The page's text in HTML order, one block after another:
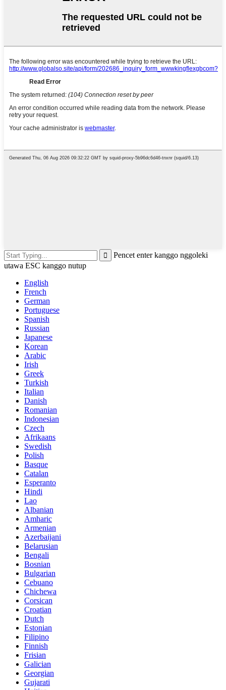
Pencet enter kanggo nggoleki
utawa ESC kanggo nutup
English
French
German
Portuguese
Spanish
Russian
Japanese
Korean
Arabic
Irish
Greek
Turkish
Italian
Danish
Romanian
Indonesian
Czech
Afrikaans
Swedish
Polish
Basque
Catalan
Esperanto
Hindi
Lao
Albanian
Amharic
Armenian
Azerbaijani
Belarusian
Bengali
Bosnian
Bulgarian
Cebuano
Chichewa
Corsican
Croatian
Dutch
Estonian
Filipino
Finnish
Frisian
Galician
Georgian
Gujarati